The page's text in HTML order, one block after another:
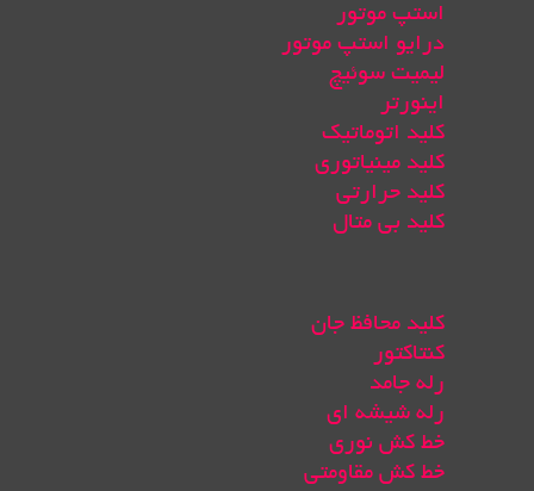
استپ موتور
درایو استپ موتور
لیمیت سوئیچ
اینورتر
کلید اتوماتیک
کلید مینیاتوری
کلید حرارتی
کلید بی متال
کلید محافظ جان
کنتاکتور
رله جامد
رله شیشه ای
خط کش نوری
خط کش مقاومتی